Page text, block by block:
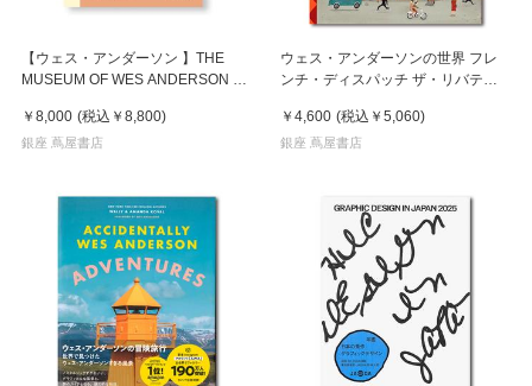
【ウェス・アンダーソン 】THE
MUSEUM OF WES ANDERSON by
Chiaramonte, Camille Mathie
￥8,000 (税込 ￥8,800)
銀座 蔦屋書店
ウェス・アンダーソンの世界 フレ
ンチ・ディスパッチ ザ・リバテ
冊
￥4,600 (税込 ￥5,060)
銀座 蔦屋書店